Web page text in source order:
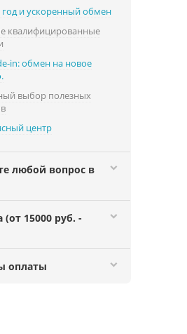
год и ускоренный обмен
квалифицированные
in: обмен на новое
выбор полезных
центр
любой вопрос в
(от 15000 руб. -
оплаты